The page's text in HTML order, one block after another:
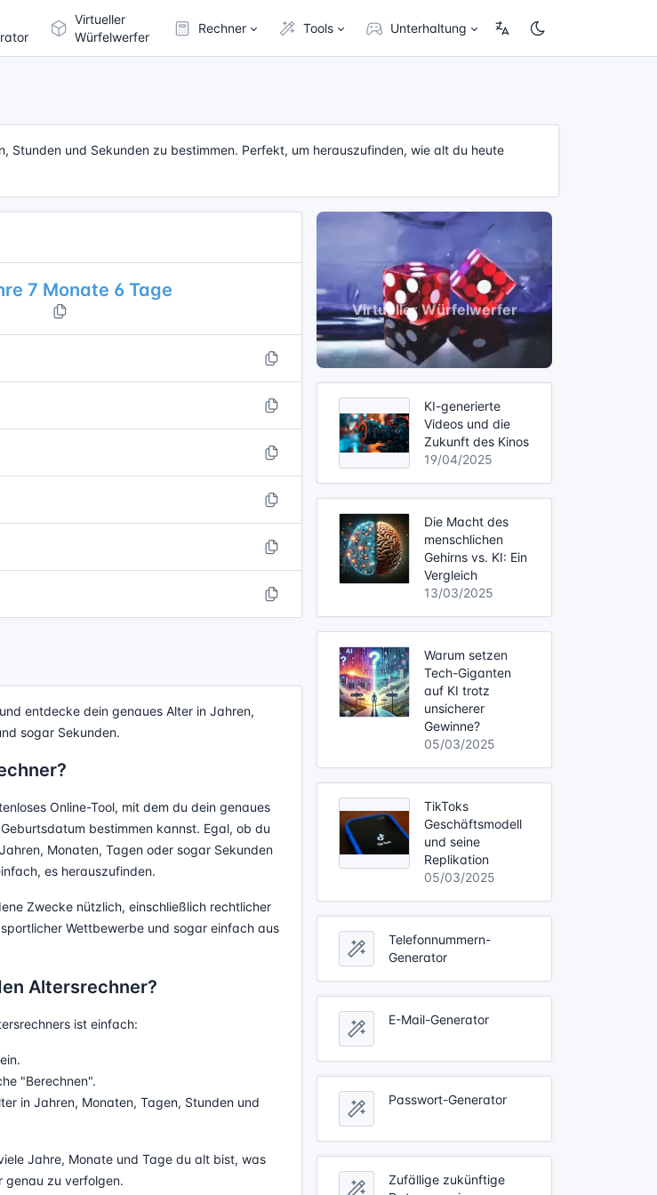
Virtueller
Würfelwerfer
Rechner Tools Unterhaltung
Stunden und Sekunden zu bestimmen. Perfekt, um herauszufinden, wie alt du heute
7 Monate 6 Tage
entdecke dein genaues Alter in Jahren,
sogar Sekunden.
Online-Tool, mit dem du dein genaues
bestimmen kannst. Egal, ob du
Monaten, Tagen oder sogar Sekunden
es herauszufinden.
Zwecke nützlich, einschließlich rechtlicher
Wettbewerbe und sogar einfach aus
Altersrechner?
ist einfach:
"Berechnen".
in Jahren, Monaten, Tagen, Stunden und
Jahre, Monate und Tage du alt bist, was
genau zu verfolgen.
KI-generierte
Videos und die
Zukunft des Kinos
19/04/2025
Die Macht des
menschlichen
Gehirns vs. KI: Ein
Vergleich
13/03/2025
Warum setzen
Tech-Giganten
auf KI trotz
unsicherer
Gewinne?
05/03/2025
TikToks
Geschäftsmodell
und seine
Replikation
05/03/2025
Telefonnummern-
Generator
E-Mail-Generator
Passwort-Generator
Zufällige zukünftige